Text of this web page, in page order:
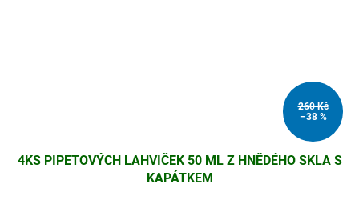
260 Kč
–38 %
4KS PIPETOVÝCH LAHVIČEK 50 ML Z HNĚDÉHO SKLA S
KAPÁTKEM